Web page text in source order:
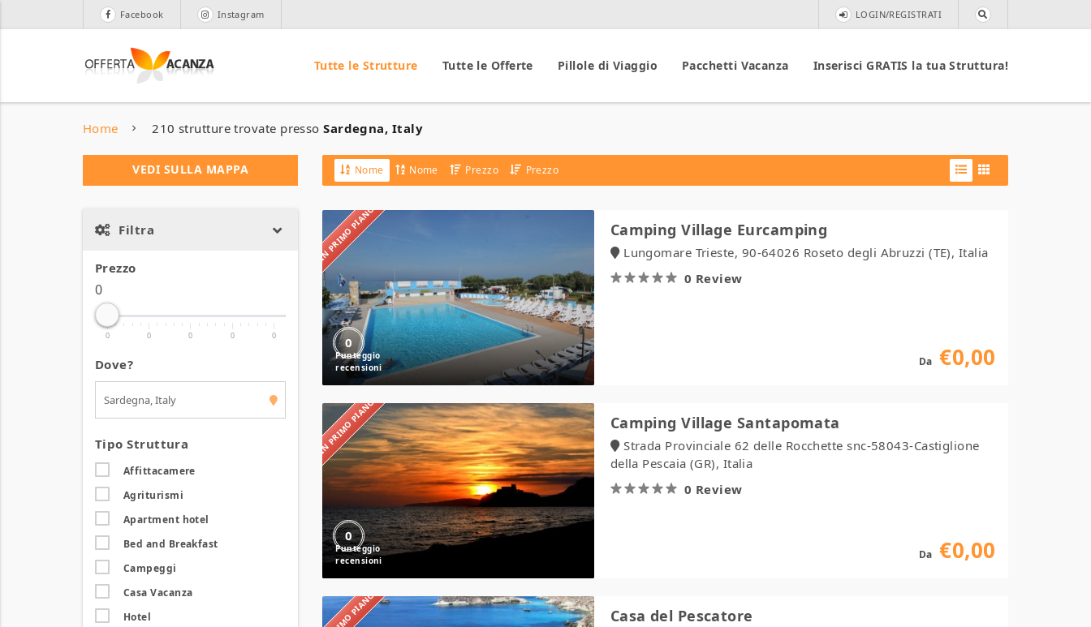
Facebook Instagram LOGIN/REGISTRATI
Tutte le Strutture Tutte le Offerte Pillole di Viaggio Pacchetti Vacanza Inserisci GRATIS la tua Struttura!
Home 210 strutture trovate pressoSardegna, Italy
VEDI SULLA MAPPA
Filtra
Prezzo
0
0 0 0 0 0
Dove?
Tipo Struttura
Affittacamere
Agriturismi
Apartment hotel
Bed and Breakfast
Campeggi
Casa Vacanza
Hotel
Nome Nome Prezzo Prezzo
IN PRIMO PIANO
0
Camping Village Eurcamping
Lungomare Trieste, 90-64026 Roseto degli Abruzzi (TE), Italia
0 Review
Da €0,00
IN PRIMO PIANO
0
Camping
Village
Santapomata
Camping Village Santapomata
Strada Provinciale 62 delle Rocchette snc-58043-Castiglione
della Pescaia (GR), Italia
0 Review
Da €0,00
Casa
Casa del Pescatore